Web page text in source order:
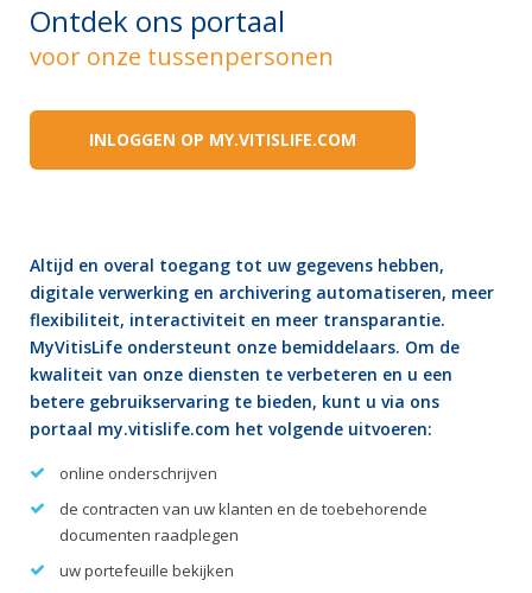
Ontdek ons portaal
voor onze tussenpersonen
INLOGGEN OP MY.VITISLIFE.COM
Altijd en overal toegang tot uw gegevens hebben,
digitale verwerking en archivering automatiseren, meer
flexibiliteit, interactiviteit en meer transparantie.
MyVitisLife ondersteunt onze bemiddelaars. Om de
kwaliteit van onze diensten te verbeteren en u een
betere gebruikservaring te bieden, kunt u via ons
portaal my.vitislife.com het volgende uitvoeren:
online onderschrijven
de contracten van uw klanten en de toebehorende
documenten raadplegen
uw portefeuille bekijken